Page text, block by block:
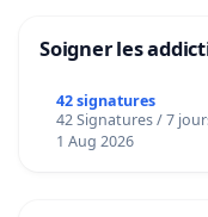
Soigner les
42 signatures
42 Signatures / 7
1 Aug 2026